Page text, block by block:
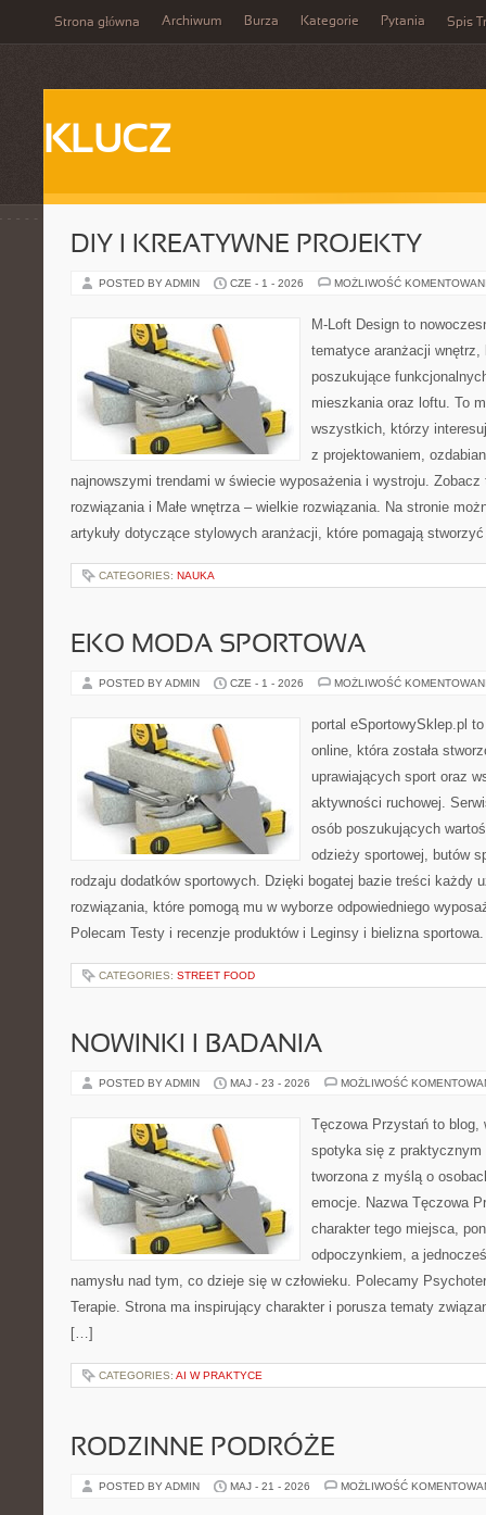
Strona główna Archiwum Burza Kategorie Pytania Spis
KLUCZ
DIY I KREATYWNE PROJEKTY
POSTED BY ADMIN CZE - 1 - 2026 MOŻLIWOŚĆ
M-Loft Design to
tematyce aranżacji
poszukujące
mieszkania oraz loftu. To
wszystkich, którzy
z projektowaniem,
najnowszymi trendami w świecie wyposażenia i wystroju. Zobacz
rozwiązania i Małe wnętrza – wielkie rozwiązania. Na stronie
artykuły dotyczące stylowych aranżacji, które pomagają
CATEGORIES: NAUKA
EKO MODA SPORTOWA
POSTED BY ADMIN CZE - 1 - 2026 MOŻLIWOŚĆ
portal eSportowySklep.pl
online, która została
uprawiających sport oraz
aktywności ruchowej.
osób poszukujących
odzieży sportowej, butów
rodzaju dodatków sportowych. Dzięki bogatej bazie treści każdy
rozwiązania, które pomogą mu w wyborze odpowiedniego
Polecam Testy i recenzje produktów i Leginsy i bielizna
CATEGORIES: STREET FOOD
NOWINKI I BADANIA
POSTED BY ADMIN MAJ - 23 - 2026 MOŻLIWOŚĆ
Tęczowa Przystań to
spotyka się z praktycznym
tworzona z myślą o
emocje. Nazwa Tęczowa
charakter tego miejsca,
odpoczynkiem, a
namysłu nad tym, co dzieje się w człowieku. Polecamy
Terapie. Strona ma inspirujący charakter i porusza tematy
[…]
CATEGORIES: AI W PRAKTYCE
RODZINNE PODRÓŻE
POSTED BY ADMIN MAJ - 21 - 2026 MOŻLIWOŚĆ